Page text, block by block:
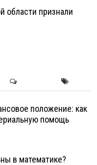
области признали
положение: как
помощь
в математике?